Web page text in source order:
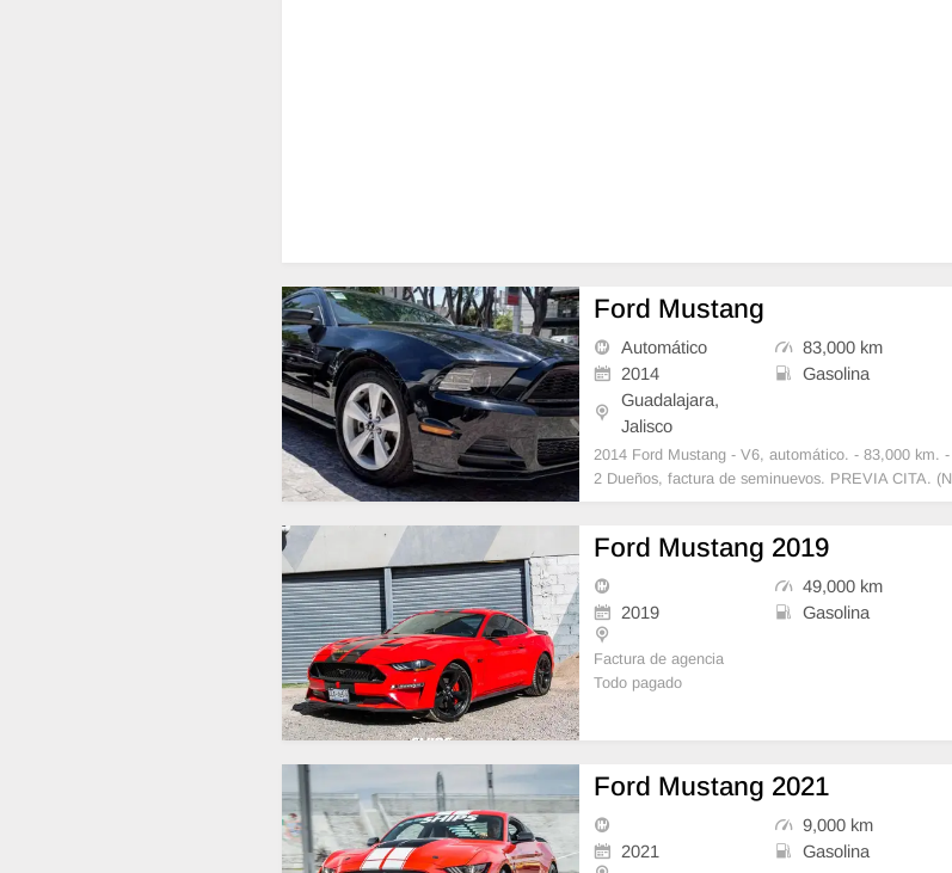
Ford Mustang
Automático
83,000 km
2014
Gasolina
Guadalajara,
Jalisco
2014 Ford Mustang - V6, automático. - 83,000 km. -
2 Dueños, factura de seminuevos. PREVIA CITA. (N
o cambios.) LA UNICA AGENCIA F
Ford Mustang 2019
49,000 km
2019
Gasolina
Factura de agencia
Todo pagado
¿Qué es SHIPS?
Somos una plataforma privad
Ford Mustang 2021
9,000 km
2021
Gasolina